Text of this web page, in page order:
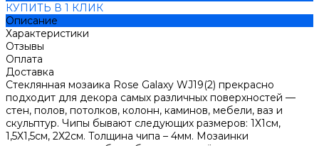
КУПИТЬ В 1 КЛИК
Описание
Характеристики
Отзывы
Оплата
Доставка
Стеклянная мозаика Rose Galaxy WJ19(2) прекрасно
подходит для декора самых различных поверхностей —
стен, полов, потолков, колонн, каминов, мебели, ваз и
скульптур. Чипы бывают следующих размеров: 1Х1см,
1,5Х1,5см, 2Х2см. Толщина чипа – 4мм. Мозаинки